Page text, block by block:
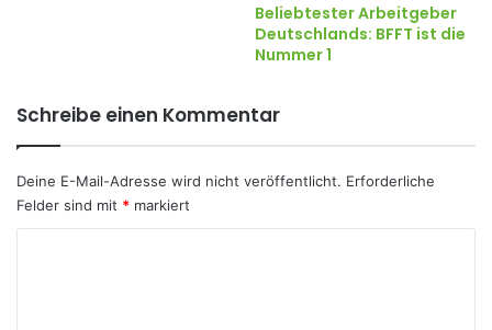
Beliebtester Arbeitgeber
Deutschlands: BFFT ist die
Nummer 1
Schreibe einen Kommentar
Deine E-Mail-Adresse wird nicht veröffentlicht. Erforderliche
Felder sind mit * markiert